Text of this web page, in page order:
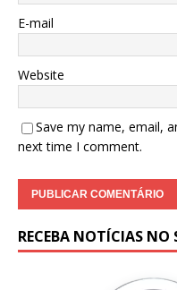
E-mail
Website
Save my name, email,
next time I comment.
RECEBA NOTÍCIAS NO